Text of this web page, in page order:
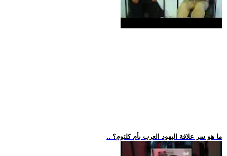
.. ما هو سر علاقة اليهود العرب بأم كلثوم؟